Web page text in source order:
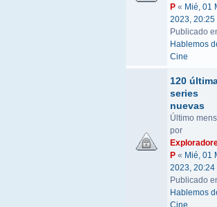
P « Mié, 01
2023, 20:25
Publicado
Hablemos
Cine
120
series
nuevas
Último
por
P « Mié, 01
2023, 20:24
Publicado
Hablemos
Cine